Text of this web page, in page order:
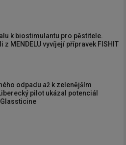
k biostimulantu pro pěstitele.
z MENDELU vyvíjejí přípravek FISHIT
odpadu až k zelenějším
pilot ukázal potenciál